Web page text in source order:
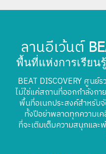
ลานอีเว้นต์
พื้นที่แห่งการเรียน
BEAT DISCOVERY ศูนย์
ไม่ใช่แค่สถานที่ออกกำลังกา
พื้นที่อเนกประสงค์สำหรับ
ทั้งปีอย่าพลาดทุกความเ
ที่จะเติมเต็มความสนุกแล